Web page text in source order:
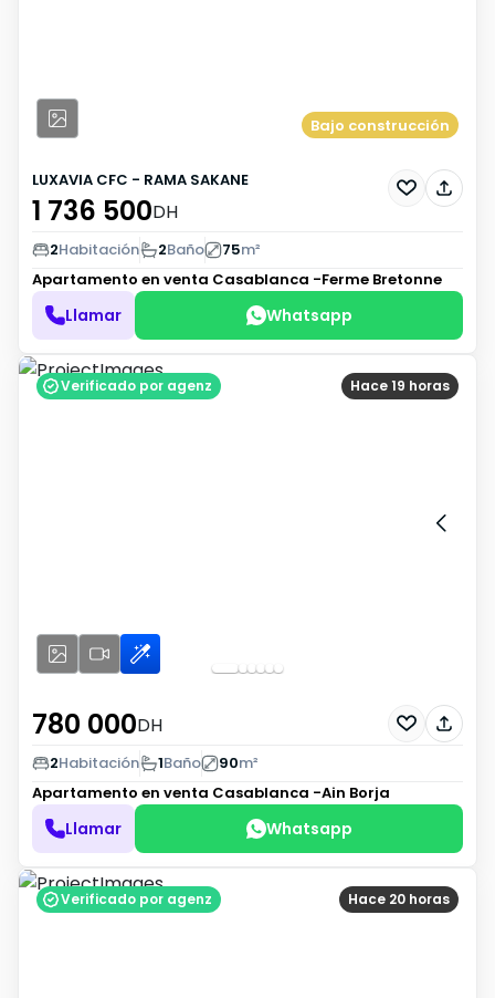
Bajo construcción
LUXAVIA CFC - RAMA SAKANE
1 736 500DH
2Habitación 2Baño 75m²
Apartamento en venta Casablanca -Ferme Bretonne
Llamar Whatsapp
Hace 19 horas
Verificado por agenz
780 000DH
2Habitación 1Baño 90m²
Apartamento en venta Casablanca -Ain Borja
Llamar Whatsapp
Hace 20 horas
Verificado por agenz